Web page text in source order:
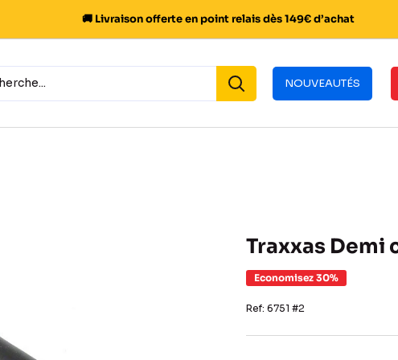
🚚 Livraison offerte en point relais dès 149€ d’achat
NOUVEAUTÉS
Traxxas Demi
Economisez 30%
Ref: 6751 #2